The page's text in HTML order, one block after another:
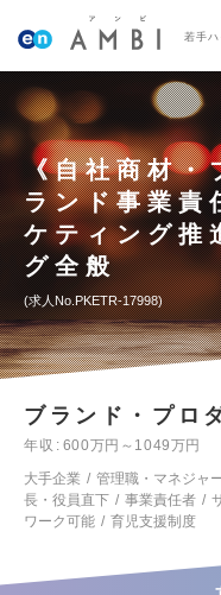
若手
《自社商材・
ランド事業責
ケティング
グ全般
求人No.PKETR-17998
ブランド・プロ
年収
600万円～1049万円
大手企業
管理職・マネジャ
長・役員直下
事業責任者
ワーク可能
育児支援制度